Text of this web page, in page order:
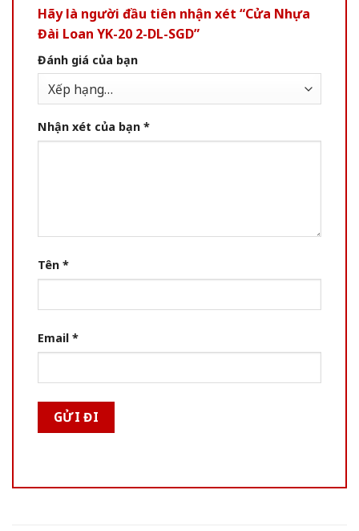
Hãy là người đầu tiên nhận xét “Cửa Nhựa
Đài Loan YK-20 2-DL-SGD”
Đánh giá của bạn
Nhận xét của bạn *
Tên *
Email *